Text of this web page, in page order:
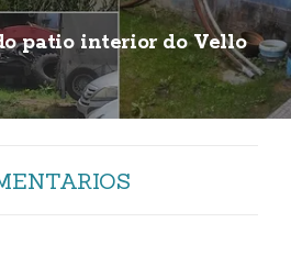
patio interior do Vello